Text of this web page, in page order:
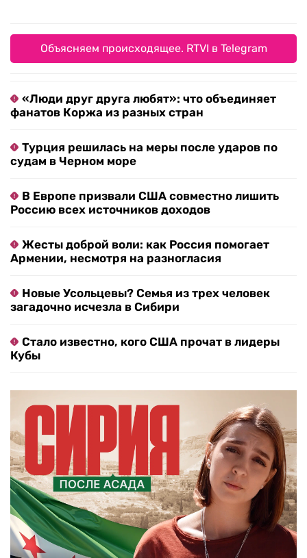
Объясняем происходящее. RTVI в Telegram
«Люди друг друга любят»: что объединяет
фанатов Коржа из разных стран
Турция решилась на меры после ударов по
судам в Черном море
В Европе призвали США совместно лишить
Россию всех источников доходов
Жесты доброй воли: как Россия помогает
Армении, несмотря на разногласия
Новые Усольцевы? Семья из трех человек
загадочно исчезла в Сибири
Стало известно, кого США прочат в лидеры
Кубы